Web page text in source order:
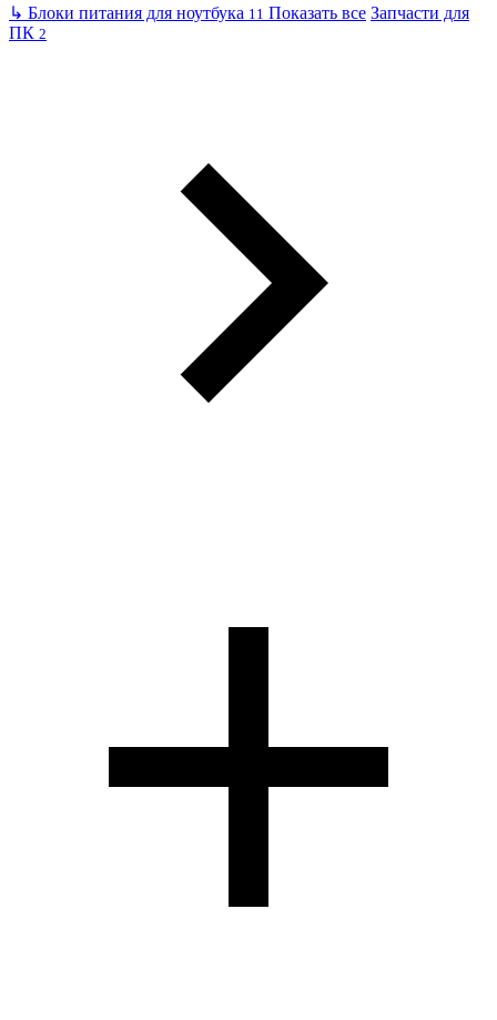
↳ Блоки питания для ноутбука 11 Показать все Запчасти для
ПК 2